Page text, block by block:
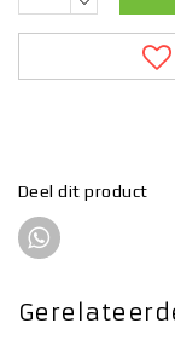
Deel dit product